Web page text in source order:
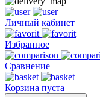
Личный кабинет
Избранное
Сравнение
Корзина пуста